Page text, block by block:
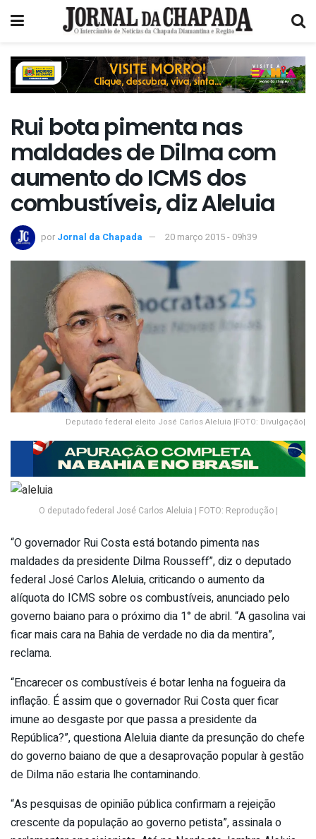
Rui bota pimenta nas
maldades de Dilma com
aumento do ICMS dos
combustíveis, diz Aleluia
por Jornal da Chapada 20 março 2015 - 09h39
Deputado federal eleito José Carlos Aleluia |FOTO: Divulgação|
O deputado federal José Carlos Aleluia | FOTO: Reprodução |
“O governador Rui Costa está botando pimenta nas
maldades da presidente Dilma Rousseff”, diz o deputado
federal José Carlos Aleluia, criticando o aumento da
alíquota do ICMS sobre os combustíveis, anunciado pelo
governo baiano para o próximo dia 1° de abril. “A gasolina vai
ficar mais cara na Bahia de verdade no dia da mentira”,
reclama.
“Encarecer os combustíveis é botar lenha na fogueira da
inflação. É assim que o governador Rui Costa quer ficar
imune ao desgaste por que passa a presidente da
República?”, questiona Aleluia diante da presunção do chefe
do governo baiano de que a desaprovação popular à gestão
de Dilma não estaria lhe contaminando.
“As pesquisas de opinião pública confirmam a rejeição
crescente da população ao governo petista”, assinala o